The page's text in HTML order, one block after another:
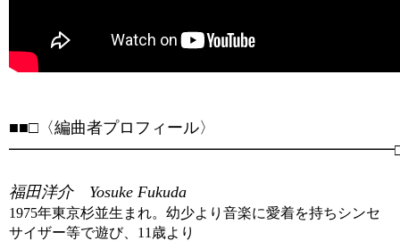
■■□〈編曲者プロフィール〉
福田洋介 Yosuke Fukuda
1975年東京杉並生まれ。幼少より音楽に愛着を持ちシンセ
サイザー等で遊び、11歳より